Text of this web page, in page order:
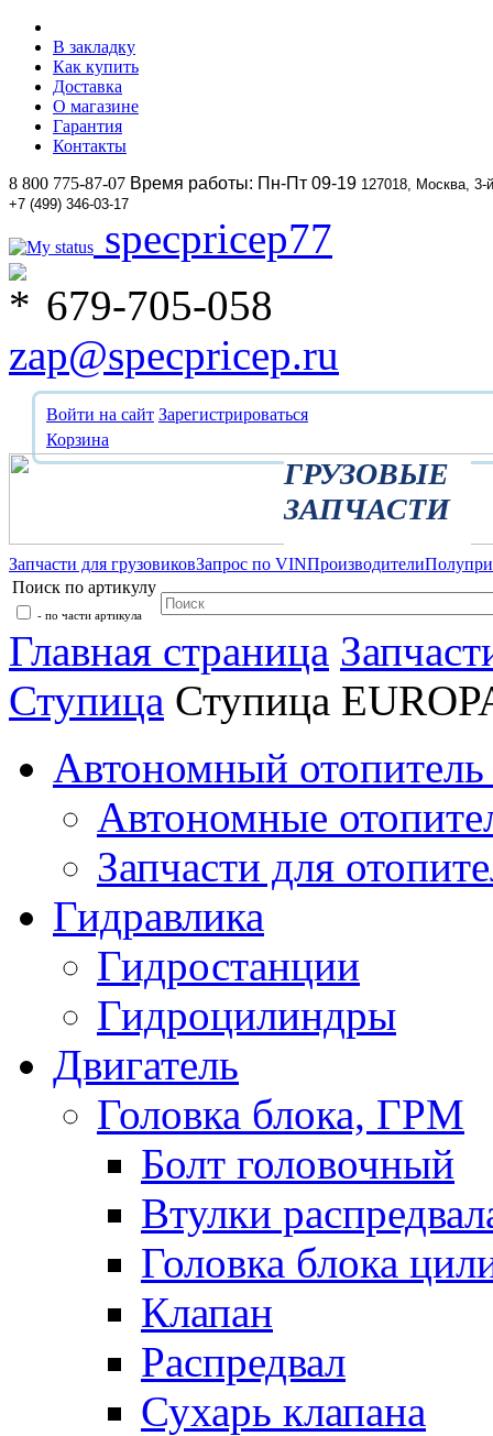
В закладку
Как купить
Доставка
О магазине
Гарантия
Контакты
8 800 775-87-07 Время работы: Пн-Пт 09-19 127018, Москва,
+7 (499) 346-03-17
specpricep77
679-705-058
zap@specpricep.ru
Войти на сайт Зарегистрироваться
Корзина
ГРУЗОВЫЕ
ЗАПЧАСТИ
Запчасти для грузовиковЗапрос по VINПроизводители
Поиск по артикулу
- по части артикула
Главная страница
Ступица Ступица
Автономный отопитель
Автономные
Запчасти для
Гидравлика
Гидростанции
Гидроцилиндры
Двигатель
Головка блока, ГРМ
Болт головочный
Втулки
Головка блока
Клапан
Распредвал
Сухарь клапана